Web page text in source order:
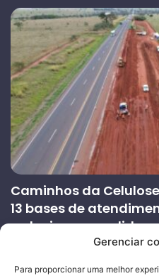
Gerenciar
Para proporcionar uma melhor
Caminhos da
13 bases de
rodovias concedidas